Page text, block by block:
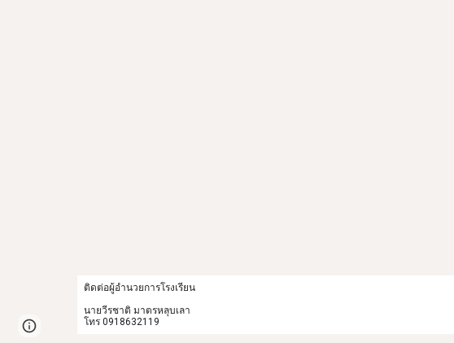
ติดต่อผู้อำนวยการโรงเรียน
นายวีรชาติ มาตรหลุบเลา
โทร 0918632119
Report abuse